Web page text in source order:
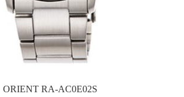
ORIENT RA-AC0E02S